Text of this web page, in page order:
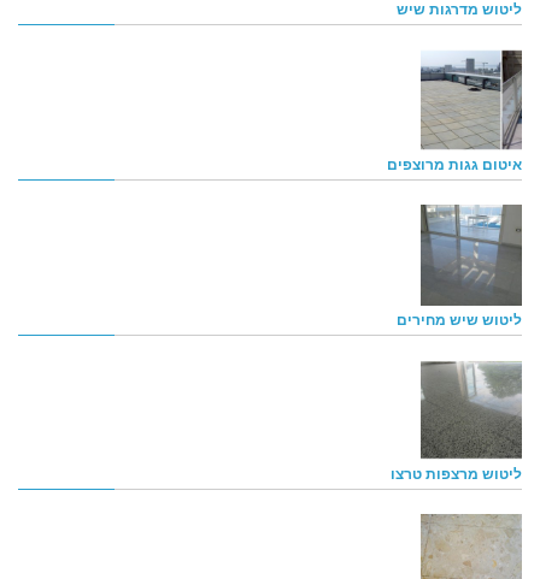
ליטוש מדרגות שיש
איטום גגות מרוצפים
ליטוש שיש מחירים
ליטוש מרצפות טרצו